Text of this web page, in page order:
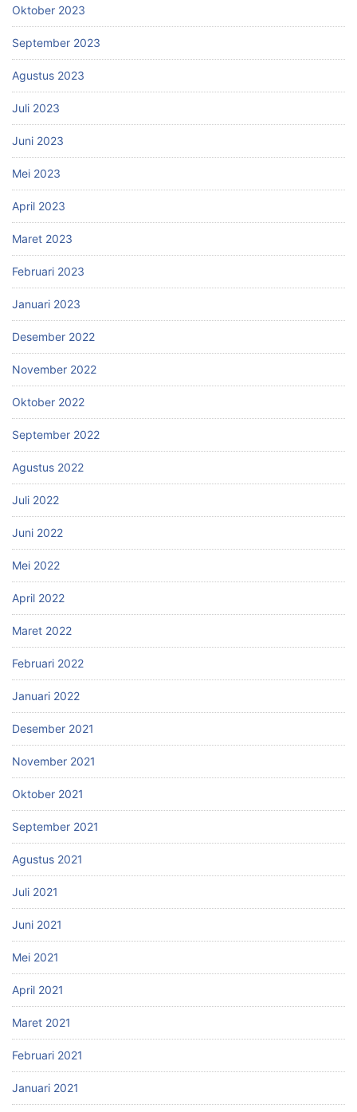
Oktober 2023
September 2023
Agustus 2023
Juli 2023
Juni 2023
Mei 2023
April 2023
Maret 2023
Februari 2023
Januari 2023
Desember 2022
November 2022
Oktober 2022
September 2022
Agustus 2022
Juli 2022
Juni 2022
Mei 2022
April 2022
Maret 2022
Februari 2022
Januari 2022
Desember 2021
November 2021
Oktober 2021
September 2021
Agustus 2021
Juli 2021
Juni 2021
Mei 2021
April 2021
Maret 2021
Februari 2021
Januari 2021